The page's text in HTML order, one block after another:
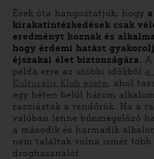
Évek óta hangoztatjuk, hogy
kirakatintézkedések csak
eredményt hoznak és
hogy érdemi hatást
éjszakai élet biztonságára.
példa erre az utóbbi időkből a
Kulturális Klub esete, ahol
egy héten belül három
razziáztak a rendőrök. Ha a
valóban lenne bűnmegelőző
a második és harmadik
nem találtak volna ismét több
droghasználót.